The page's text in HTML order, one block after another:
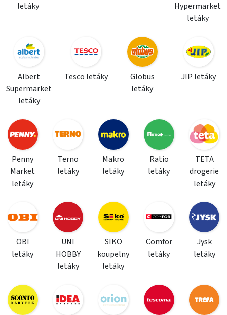
letáky
Hypermarket
letáky
Albert
Supermarket
letáky
Tesco letáky
Globus
letáky
JIP letáky
Penny
Market
letáky
Terno
letáky
Makro
letáky
Ratio
letáky
TETA
drogerie
letáky
OBI
letáky
UNI
HOBBY
letáky
SIKO
koupelny
letáky
Comfor
letáky
Jysk
letáky